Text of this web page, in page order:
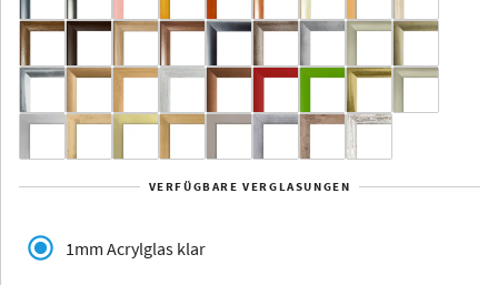
Aluminium
Yukon Alaska
VERFÜGBARE VERGLASUNGEN
1mm Acrylglas klar